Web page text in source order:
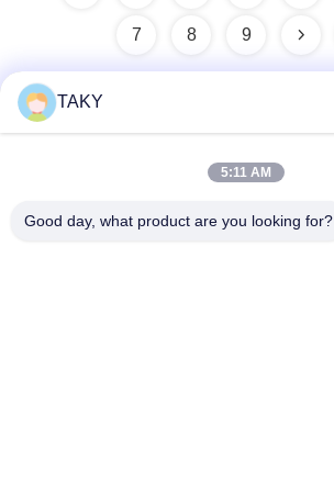
7 8 9
Adres
TAKY
5:11 AM
Good day, what product are you looking for?